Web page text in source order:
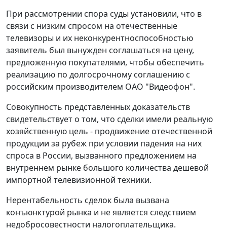
При рассмотрении спора суды установили, что в
связи с низким спросом на отечественные
телевизоры и их неконкурентноспособностью
заявитель был вынужден соглашаться на цену,
предложенную покупателями, чтобы обеспечить
реализацию по долгосрочному соглашению с
российским производителем ОАО "Видеофон".
Совокупность представленных доказательств
свидетельствует о том, что сделки имели реальную
хозяйственную цель - продвижение отечественной
продукции за рубеж при условии падения на них
спроса в России, вызванного предложением на
внутреннем рынке большого количества дешевой
импортной телевизионной техники.
Нерентабельность сделок была вызвана
конъюнктурой рынка и не является следствием
недобросовестности налогоплательщика.